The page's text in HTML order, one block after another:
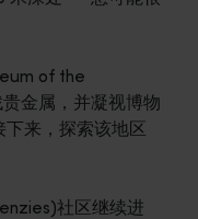
of the
金属，并凝视博物
来，探索该地区
社区继续进